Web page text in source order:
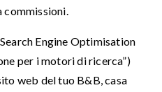
commissioni.
Search Engine Optimisation
per i motori di ricerca”)
web del tuo B&B, casa